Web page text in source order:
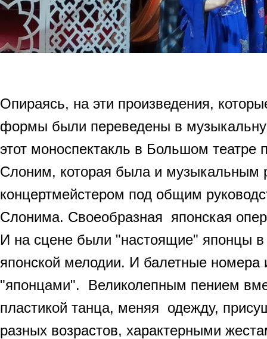
Опираясь, на эти произведения,
формы были переведены в
этот моноспектакль в Большом
Слоним, которая была и музыкальным
концертмейстером под общим
Слонима. Своеобразная японская
И на сцене были "настоящие" японцы
японской мелодии. И балетные номера
"японцами". Великолепным пением
пластикой танца, меняя одежду,
разных возрастов, характерными